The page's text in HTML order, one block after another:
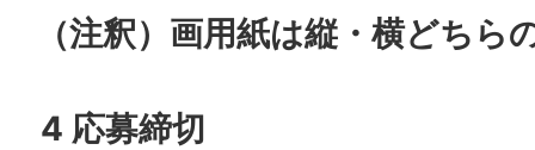
（注釈）画用紙は縦・横どち
4 応募締切